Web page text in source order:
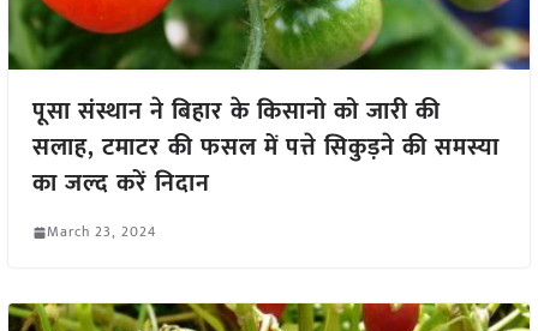
पूसा संस्थान ने बिहार के किसानो को जारी की
सलाह, टमाटर की फसल में पत्ते सिकुड़ने की समस्या
का जल्द करें निदान
March 23, 2024